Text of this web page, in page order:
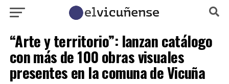
“Arte y territorio”: lanzan catálogo
con más de 100 obras visuales
presentes en la comuna de Vicuña